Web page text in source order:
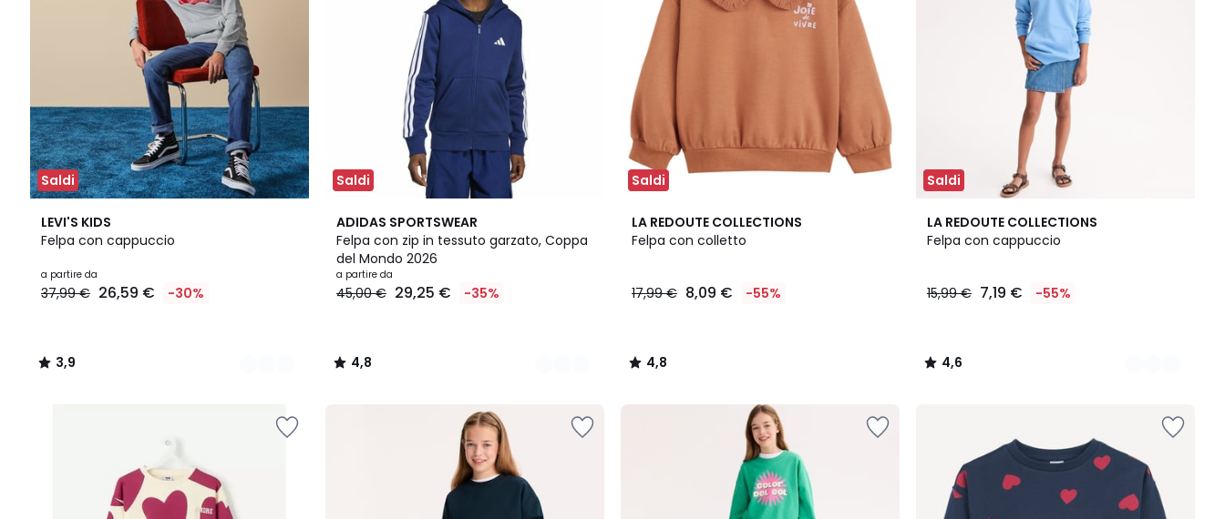
Saldi
LEVI'S KIDS
Felpa con cappuccio
a partire da
37,99 € 26,59 € -30%
3,9
/ 5
2
Colori
3,9
/
Saldi
ADIDAS SPORTSWEAR
Felpa con zip in tessuto garzato, Coppa
del Mondo 2026
a partire da
45,00 € 29,25 € -35%
4,8
/ 5
2
Colori
4,8
/
Saldi
LA REDOUTE COLLECTIONS
Felpa con colletto
17,99 € 8,09 € -55%
4,8
/ 5
4,8
/
Saldi
LA REDOUTE COLLECTIONS
Felpa con cappuccio
15,99 € 7,19 € -55%
4,6
/ 5
2
Colori
4,6
/